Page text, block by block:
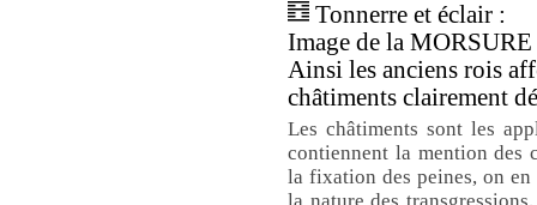
Tonnerre et éclair :
Image de la
Ainsi les anciens rois
châtiments clairement
Les châtiments sont les
contiennent la mention des
la fixation des peines, on